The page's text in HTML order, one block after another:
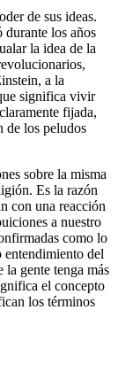
de sus ideas.
los años
la idea de la
a la
significa vivir
fijada,
de los peludos
sobre la misma
Es la razón
con una reacción
a nuestro
como lo
entendimiento del
la gente tenga más
el concepto
los términos